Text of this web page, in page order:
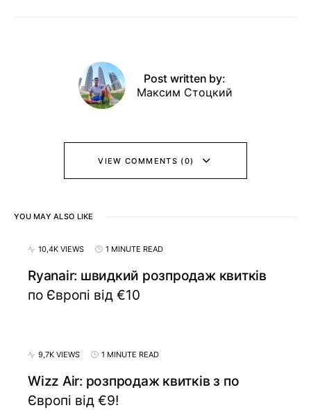
Post written by:
Максим Стоцкий
VIEW COMMENTS (0)
YOU MAY ALSO LIKE
10,4K VIEWS 1 MINUTE READ
Ryanair: швидкий розпродаж квитків
по Європі від €10
9,7K VIEWS 1 MINUTE READ
Wizz Air: розпродаж квитків з по
Європі від €9!